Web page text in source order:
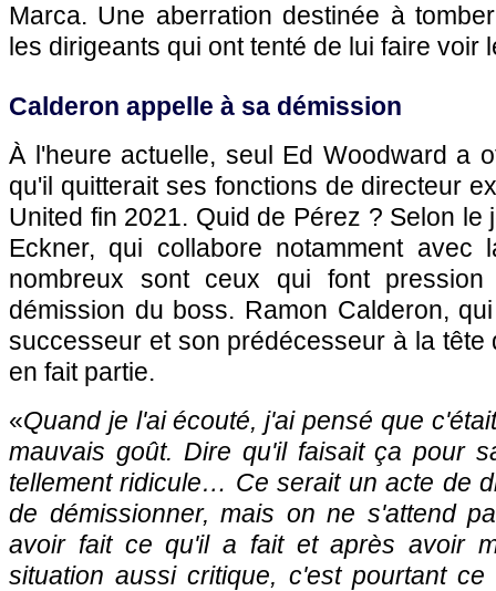
Marca. Une aberration destinée à
les dirigeants qui ont tenté de lui faire voir
Calderon appelle à sa démission
À l'heure actuelle, seul Ed Woodward a
qu'il quitterait ses fonctions de directeur
United fin 2021. Quid de Pérez ? Selon le
Eckner, qui collabore notamment avec
nombreux sont ceux qui font
démission du boss. Ramon Calderon,
successeur et son prédécesseur à la tête
en fait partie.
«Quand je l'ai écouté, j'ai pensé que
mauvais goût. Dire qu'il faisait ça pour
tellement ridicule… Ce serait un acte de
de démissionner, mais on ne s'attend
avoir fait ce qu'il a fait et après avoir
situation aussi critique, c'est pourtant